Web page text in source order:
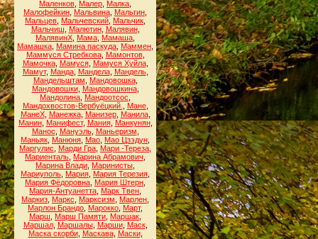
Маленков Малер Малка
Малофейкин Мальвина Мальгин
Мальцев Мальчевский Мальчик
Мальчиш
Малютин, Малявин,
МалявинХ Мама Мамаша
Мамашка Мамина паскуда Маммен
Маммуся Стребкова, Мамонтов,
Мамочка, Мамуся, Мамуся Хуйла,
Мамут, Манда, Мандела, Мандель,
Мандельштам
Мандовошка,
Мандовошки, Мандовошкина,
Мандолина Мандоотсос
Мандохвостов-Вербуёцкий.
Мане,
МанеХ, Манежка, Манизер, Манила,
Манин, Манифест, Мания, Манкунян,
Манос
Мануэль, Маньеризм
Маньяк Манюня Мао Мао Цзэдун
Маргулис
Марди Гра Мари -Тереза
Мариенталь Марина Абрамович
Марина Влади Маринисты
Мариуполь Мария Мария Терезия
Мария Фёдоровна Мария Штерн
Мария-Антуанетта Марк Твен
Маркиз Маркс Марксизм Марлен
Марлон Брандо Марокко Март,
Марш
Марш Памяти Маршак
Маршал, Маршалы, Марши, Маск,
Маска скорби, Маскава, Маски,